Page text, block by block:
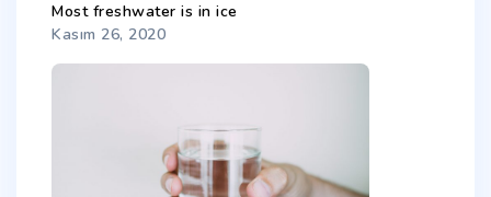
Most freshwater is in ice
Kasım 26, 2020